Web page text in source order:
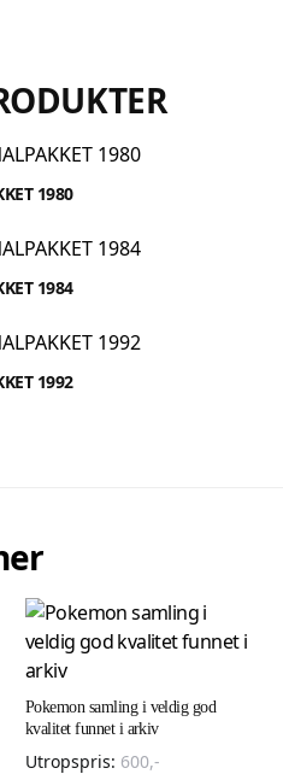
1980
1984
1992
Pokemon samling i veldig god
kvalitet funnet i arkiv
Utropspris: 600,-